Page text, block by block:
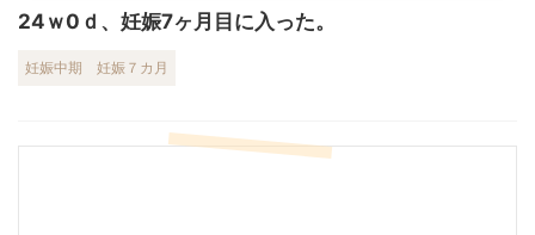
24ｗ0ｄ、妊娠7ヶ月目に入った。
妊娠中期 妊娠７カ月